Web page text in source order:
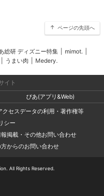
ページの先頭へ
総研 ディズニー特集 mimot.
うまい肉 Medery.
イト
ぴあ(アプリ&Web)
クセスデータの利用・著作権等
シー
掲載・その他お問い合わせ
からのお問い合わせ
All Rights Reserved.